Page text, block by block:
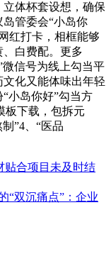
立体杯套设想，确保
管委会“小岛你
红打卡，相框能够
白费配。更多
信号为线上勾当平
化又能体味出年轻
小岛你好”勾当方
板下载，包拆元
”4、“医品
贴合项目未及时结
“双沉痛点”：企业